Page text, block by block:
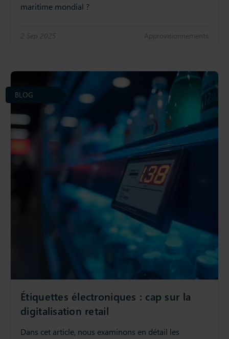
maritime mondial ?
2 Sep 2025 Approvisionnements
Étiquettes électroniques : cap sur la
digitalisation retail
Dans cet article, nous examinons en détail les
BLOG